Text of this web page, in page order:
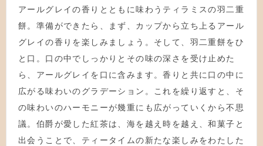
アールグレイの香りとともに味わうティラミスの羽二重
餅。準備ができたら、まず、カップから立ち上るアール
グレイの香りを楽しみましょう。そして、羽二重餅をひ
と口。口の中でしっかりとその味の深さを受け止めた
ら、アールグレイを口に含みます。香りと共に口の中に
広がる味わいのグラデーション。これを繰り返すと、そ
の味わいのハーモニーが幾重にも広がっていくから不思
議。伯爵が愛した紅茶は、海を越え時を越え、和菓子と
出会うことで、ティータイムの新たな楽しみをわたした